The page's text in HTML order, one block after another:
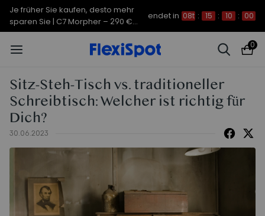
Je früher Sie kaufen, desto mehr
sparen Sie | C7 Morpher – 290 €
Rabatt
endet in 08t : 15 : 09 : 59
0
Sitz-Steh-Tisch vs. traditioneller
Schreibtisch: Welcher ist richtig für
Dich?
30.06.2023